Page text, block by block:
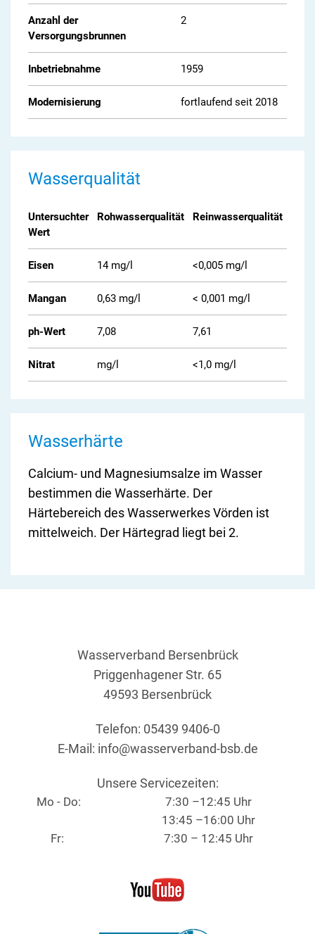
Anzahl der
Versorgungsbrunnen
2
Inbetriebnahme 1959
Modernisierung fortlaufend seit 2018
Wasserqualität
Untersuchter
Wert
Rohwasserqualität Reinwasserqualität
Eisen 14 mg/l <0,005 mg/l
Mangan 0,63 mg/l < 0,001 mg/l
ph-Wert 7,08 7,61
Nitrat mg/l <1,0 mg/l
Wasserhärte
Calcium- und Magnesiumsalze im Wasser
bestimmen die Wasserhärte. Der
Härtebereich des Wasserwerkes Vörden ist
mittelweich. Der Härtegrad liegt bei 2.
Wasserverband Bersenbrück
Priggenhagener Str. 65
49593 Bersenbrück
Telefon: 05439 9406-0
E-Mail: info@wasserverband-bsb.de
Unsere Servicezeiten:
Mo - Do:
7:30 –12:45 Uhr
13:45 –16:00 Uhr
Fr:
7:30 – 12:45 Uhr